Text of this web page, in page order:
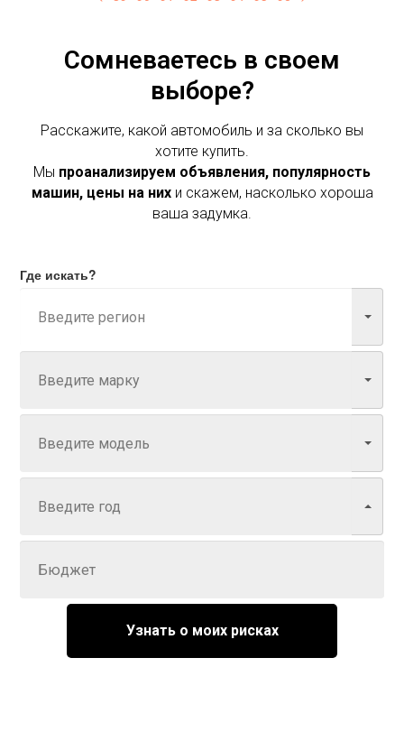
Сомневаетесь в своем
выборе?
Расскажите, какой автомобиль и за сколько вы
хотите купить.
Мы проанализируем объявления, популярность
машин, цены на нихи скажем, насколько хороша
ваша задумка.
Где искать?
Узнать о моих рисках